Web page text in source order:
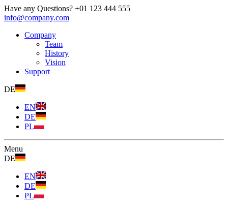
Have any Questions? +01 123 444 555
info@company.com
Company
Team
History
Vision
Support
DE
EN
DE
PL
Menu
DE
EN
DE
PL